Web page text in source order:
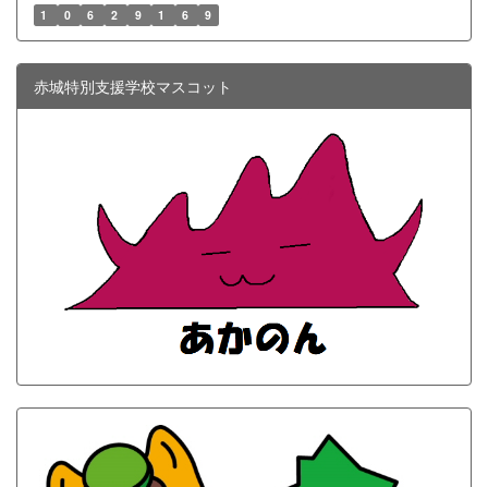
1 0 6 2 9 1 6 9
赤城特別支援学校マスコット